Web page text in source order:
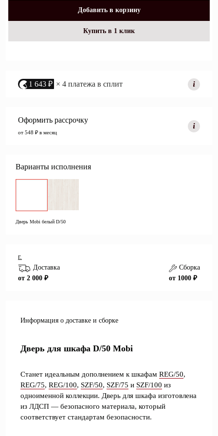
Добавить в корзину
Купить в 1 клик
1 643 ₽ × 4 платежа в сплит
Оформить рассрочку
от 548 ₽ в месяц
Варианты исполнения
Дверь Mobi белый D/50
г.
Доставка
от 2 000 ₽
Сборка
от 1000 ₽
Информация о доставке и сборке
Дверь для шкафа D/50 Mobi
Станет идеальным дополнением к шкафам REG/50,
REG/75, REG/100, SZF/50, SZF/75 и SZF/100 из
одноименной коллекции. Дверь для шкафа изготовлена
из ЛДСП — безопасного материала, который
соответствует стандартам безопасности.